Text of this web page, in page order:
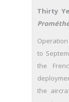
Thirty
Operation
to
the
the